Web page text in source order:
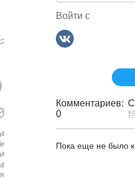
Войти с
Комментариев:
0
Пока еще не было